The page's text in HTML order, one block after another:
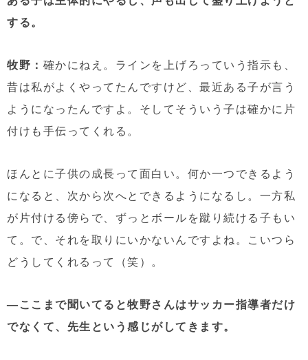
する。
牧野： 確かにねえ。ラインを上げろっていう指示も、
昔は私がよくやってたんですけど、最近ある子が言う
ようになったんですよ。そしてそういう子は確かに片
付けも手伝ってくれる。
ほんとに子供の成長って面白い。何か一つできるよう
になると、次から次へとできるようになるし。一方私
が片付ける傍らで、ずっとボールを蹴り続ける子もい
て。で、それを取りにいかないんですよね。こいつら
どうしてくれるって（笑）。
—ここまで聞いてると牧野さんはサッカー指導者だけ
でなくて、先生という感じがしてきます。